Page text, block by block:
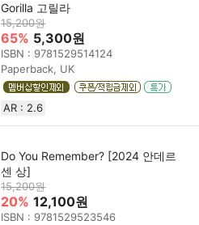
Gorilla 고릴라
15,200원
65% 5,300원
ISBN : 9781529514124
Paperback, UK
AR : 2.6
Do You Remember? [2024 안데르
센 상]
15,200원
20% 12,100원
ISBN : 9781529523546